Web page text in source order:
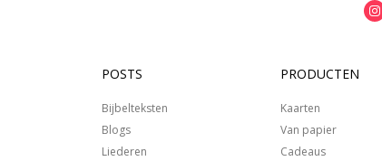
POSTS
Bijbelteksten
Blogs
Liederen
PRODUCTEN
Kaarten
Van papier
Cadeaus